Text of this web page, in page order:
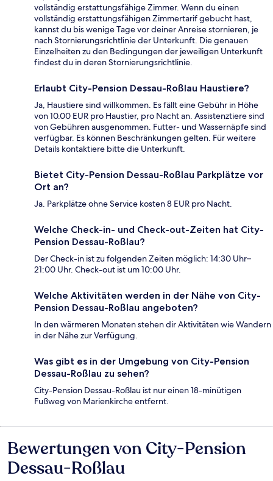
vollständig erstattungsfähige Zimmer. Wenn du einen
vollständig erstattungsfähigen Zimmertarif gebucht hast,
kannst du bis wenige Tage vor deiner Anreise stornieren, je
nach Stornierungsrichtlinie der Unterkunft. Die genauen
Einzelheiten zu den Bedingungen der jeweiligen Unterkunft
findest du in deren Stornierungsrichtlinie.
Erlaubt City-Pension Dessau-Roßlau Haustiere?
Ja, Haustiere sind willkommen. Es fällt eine Gebühr in Höhe
von 10.00 EUR pro Haustier, pro Nacht an. Assistenztiere sind
von Gebühren ausgenommen. Futter- und Wassernäpfe sind
verfügbar. Es können Beschränkungen gelten. Für weitere
Details kontaktiere bitte die Unterkunft.
Bietet City-Pension Dessau-Roßlau Parkplätze vor
Ort an?
Ja. Parkplätze ohne Service kosten 8 EUR pro Nacht.
Welche Check-in- und Check-out-Zeiten hat City-
Pension Dessau-Roßlau?
Der Check-in ist zu folgenden Zeiten möglich: 14:30 Uhr–
21:00 Uhr. Check-out ist um 10:00 Uhr.
Welche Aktivitäten werden in der Nähe von City-
Pension Dessau-Roßlau angeboten?
In den wärmeren Monaten stehen dir Aktivitäten wie Wandern
in der Nähe zur Verfügung.
Was gibt es in der Umgebung von City-Pension
Dessau-Roßlau zu sehen?
City-Pension Dessau-Roßlau ist nur einen 18-minütigen
Fußweg von Marienkirche entfernt.
Bewertungen
Bewertungen von City-Pension
Dessau-Roßlau